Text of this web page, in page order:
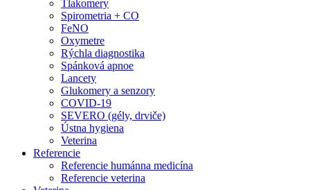
Tlakomery
Spirometria + CO
FeNO
Oxymetre
Rýchla diagnostika
Spánková apnoe
Lancety
Glukomery a senzory
COVID-19
SEVERO (gély, drviče)
Ústna hygiena
Veterina
Referencie
Referencie humánna medicína
Referencie veterina